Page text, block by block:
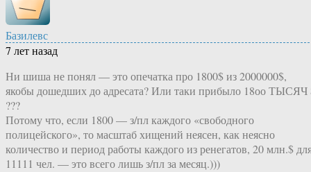
Базилевс
7 лет назад
Ни шиша не понял — это опечатка про 1800$ из 2000000$,
якобы дошедших до адресата? Или таки прибыло 18оо ТЫСЯЧ
???
Потому что, если 1800 — з/пл каждого «свободного
полицейского», то масштаб хищений неясен, как неясно
количество и период работы каждого из ренегатов, 20 млн.$
11111 чел. — это всего лишь з/пл за месяц.)))